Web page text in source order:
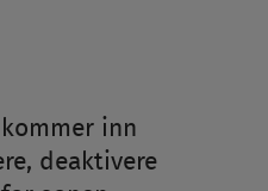
inn
deaktivere